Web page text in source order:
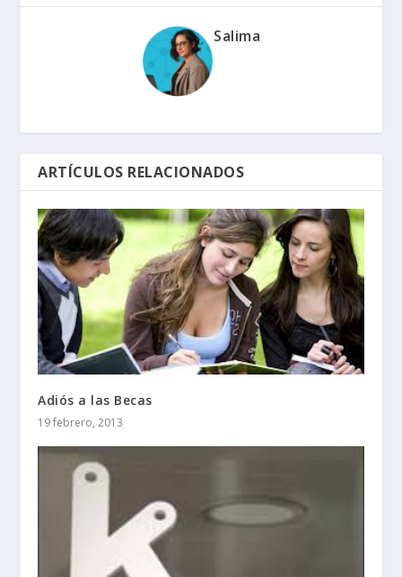
Salima
ARTÍCULOS RELACIONADOS
Adiós a las Becas
19 febrero, 2013